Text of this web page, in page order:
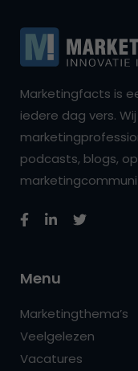
Marketingfacts is
iedere dag vers.
podcasts, blogs,
Menu
Marketingthema’s
Veelgelezen
Vacatures